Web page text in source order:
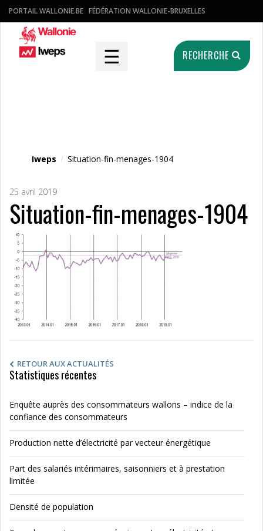
PORTAIL WALLONIE.BE FÉDÉRATION WALLONIE-BRUXELLES
☰ RECHERCHE
Iweps / Situation-fin-menages-1904
25 avril 2019
Situation-fin-menages-1904
RETOUR AUX ACTUALITÉS
Statistiques récentes
Enquête auprès des consommateurs wallons – indice de la
confiance des consommateurs
Production nette d’électricité par vecteur énergétique
Part des salariés intérimaires, saisonniers et à prestation
limitée
Densité de population